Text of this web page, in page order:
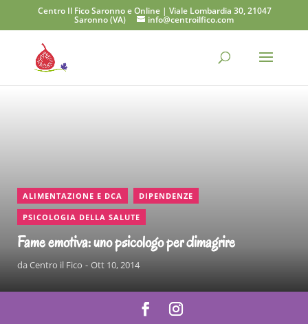
Centro Il Fico Saronno e Online | Viale Lombardia 30, 21047
Saronno (VA) info@centroilfico.com
ALIMENTAZIONE E DCA DIPENDENZE
PSICOLOGIA DELLA SALUTE
Fame emotiva: uno psicologo per dimagrire
da Centro il Fico Ott 10, 2014